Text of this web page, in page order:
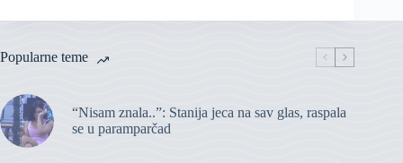
Popularne teme
“Nisam znala..”: Stanija jeca na sav glas, raspala
se u paramparčad